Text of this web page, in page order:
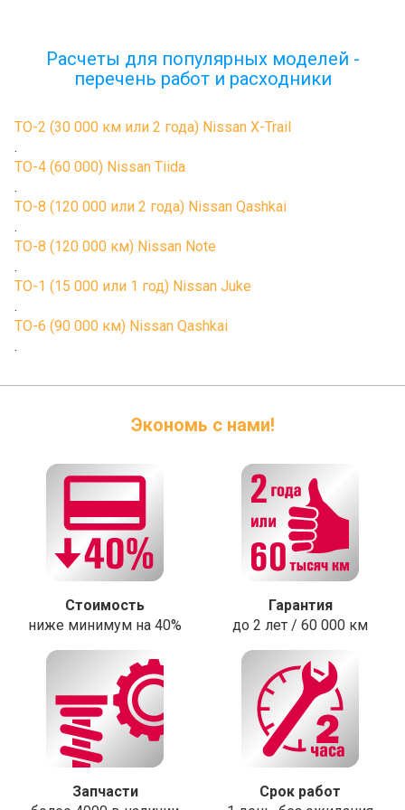
Расчеты для популярных моделей -
перечень работ и расходники
ТО-2 (30 000 км или 2 года) Nissan X-Trail
.
ТО-4 (60 000) Nissan Tiida
.
ТО-8 (120 000 или 2 года) Nissan Qashkai
.
ТО-8 (120 000 км) Nissan Note
.
ТО-1 (15 000 или 1 год) Nissan Juke
.
ТО-6 (90 000 км) Nissan Qashkai
.
Экономь с нами!
Стоимость
ниже минимум на 40%
Гарантия
до 2 лет / 60 000 км
Запчасти
Срок работ